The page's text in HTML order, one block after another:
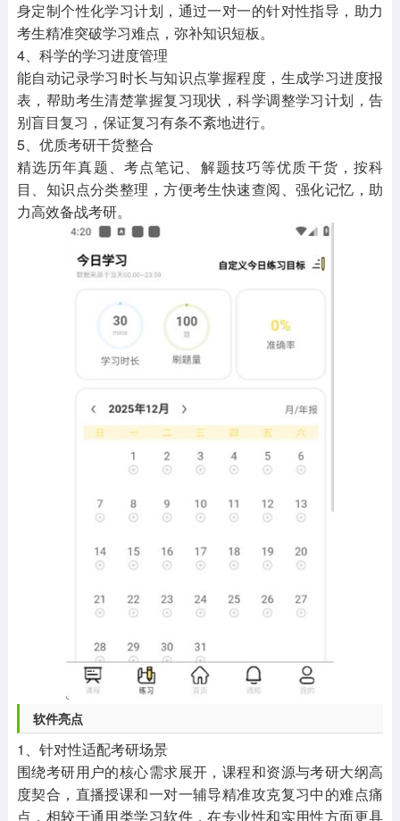
身定制个性化学习计划，通过一对一的针对性指导，助力
考生精准突破学习难点，弥补知识短板。
4、科学的学习进度管理
能自动记录学习时长与知识点掌握程度，生成学习进度报
表，帮助考生清楚掌握复习现状，科学调整学习计划，告
别盲目复习，保证复习有条不紊地进行。
5、优质考研干货整合
精选历年真题、考点笔记、解题技巧等优质干货，按科
目、知识点分类整理，方便考生快速查阅、强化记忆，助
力高效备战考研。
软件亮点
1、针对性适配考研场景
围绕考研用户的核心需求展开，课程和资源与考研大纲高
度契合，直播授课和一对一辅导精准攻克复习中的难点痛
点，相较于通用类学习软件，在专业性和实用性方面更具